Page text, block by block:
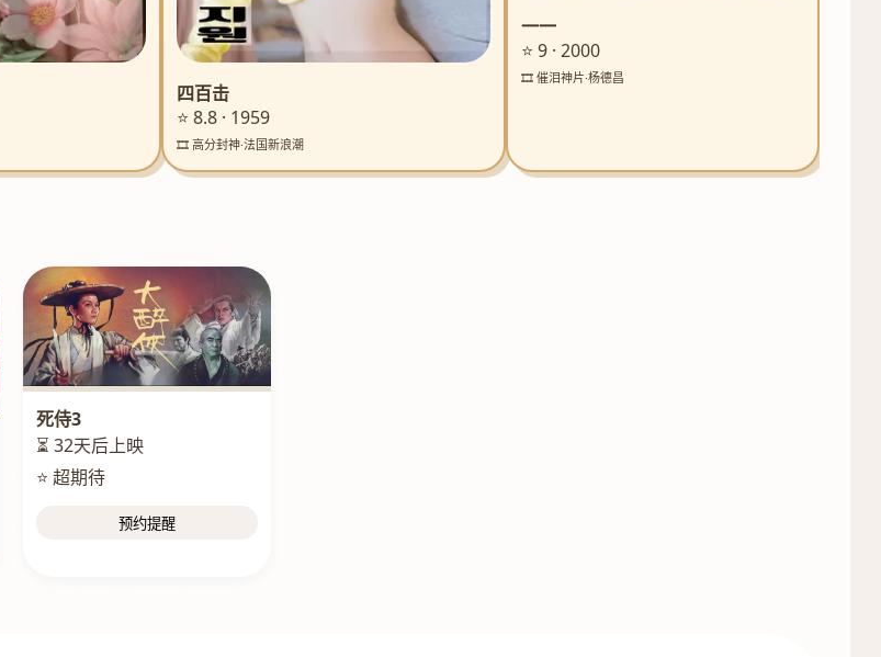
四百击
⭐ 8.8 · 1959
🎞️ 高分封神·法国新浪潮
一一
⭐ 9 · 2000
🎞️ 催泪神片·杨德昌
死侍3
⏳ 32天后上映
⭐ 超期待
预约提醒